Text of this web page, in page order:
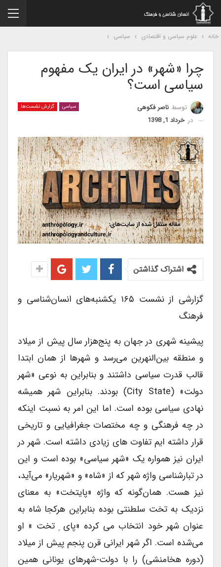
علوم سیاسی و اقتصادی سیاسی
چرا «شهر» در ایران یک مفهوم
سیاسی است؟
سیاسی گزارش نشست‌ها توسطناصر فکوهی
درخرداد 1, 1398
اشتراک گذاشتن
گزارشی از نشست ۱۶۵ یکشنبه‌های انسان‌شناسی و
فرهنگ
پیشینه شهری در جهان به پنج‌هزار سال پیش از میلاد
و منطقه بین‌النهرین می‌رسد و شهرها از همان ابتدا
قالب قدرت سیاسی داشتند و بنابراین به نوعی «شهر
دولت» (city State) بودند. بنابراین شهر همیشه
نهادی سیاسی بوده است. اما این امر به نسبت اینکه
در چه فرهنگی و چه مختصات جغرافیایی و تاریخی
قرار داشته ایم تفاوت های زیادی داشته است. شهر در
ایران نیز همواره یک «شهر سیاسی» بوده است و این
در تبارشناسی واژه شهر که از «شاه» و «شهریار» می‌آید،
نیز هست. همان‌گونه که واژه «پایتخت» به معنای
نزدیک به تخت سلطنتی بوده بنابراین هرکجا شاه به
عنوان شهر خود انتخاب می کرده «پای ِ تخت » او
می‌شده است. اگر شهر ایرانی قرن پنجم پیش از میلاد
(دوره هخامنشی) را با دولت-شهرهای یونانی همین